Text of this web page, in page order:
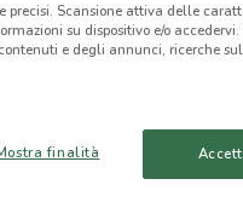
CIAMPINO
COLLEFERRO
precisi. Scansione attiva delle
su dispositivo e/o
e degli annunci, ricerche
finalità